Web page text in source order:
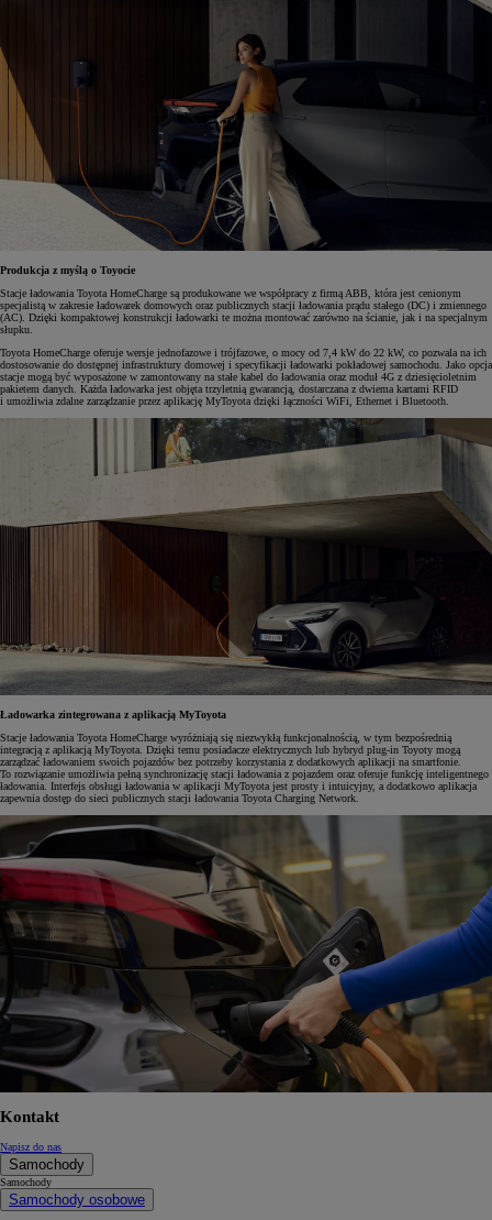
Produkcja z myślą o Toyocie
Stacje ładowania Toyota HomeCharge są produkowane we współpracy z firmą ABB, która jest cenionym
specjalistą w zakresie ładowarek domowych oraz publicznych stacji ładowania prądu stałego (DC) i zmiennego
(AC). Dzięki kompaktowej konstrukcji ładowarki te można montować zarówno na ścianie, jak i na specjalnym
słupku.
Toyota HomeCharge oferuje wersje jednofazowe i trójfazowe, o mocy od 7,4 kW do 22 kW, co pozwala na ich
dostosowanie do dostępnej infrastruktury domowej i specyfikacji ładowarki pokładowej samochodu. Jako opcja
stacje mogą być wyposażone w zamontowany na stałe kabel do ładowania oraz moduł 4G z dziesięcioletnim
pakietem danych. Każda ładowarka jest objęta trzyletnią gwarancją, dostarczana z dwiema kartami RFID
i umożliwia zdalne zarządzanie przez aplikację MyToyota dzięki łączności WiFi, Ethernet i Bluetooth.
Ładowarka zintegrowana z aplikacją MyToyota
Stacje ładowania Toyota HomeCharge wyróżniają się niezwykłą funkcjonalnością, w tym bezpośrednią
integracją z aplikacją MyToyota. Dzięki temu posiadacze elektrycznych lub hybryd plug-in Toyoty mogą
zarządzać ładowaniem swoich pojazdów bez potrzeby korzystania z dodatkowych aplikacji na smartfonie.
To rozwiązanie umożliwia pełną synchronizację stacji ładowania z pojazdem oraz oferuje funkcję inteligentnego
ładowania. Interfejs obsługi ładowania w aplikacji MyToyota jest prosty i intuicyjny, a dodatkowo aplikacja
zapewnia dostęp do sieci publicznych stacji ładowania Toyota Charging Network.
Kontakt
Napisz do nas
Samochody
Samochody
Samochody osobowe